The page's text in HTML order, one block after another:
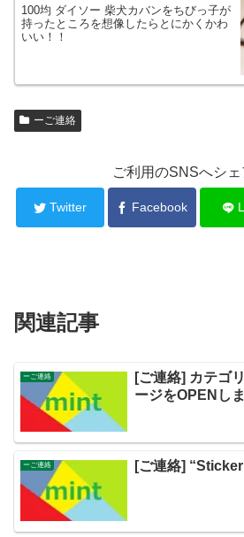
100均 ダイソー 柴犬カバンをちびっ子が
持ったところを想像したらとにかくかわ
いい！！
ーご連絡
ご利用のSNSへシェ
Twitter Facebook
関連記事
ーご連絡
[ご連絡] カテゴ
ージをOPENし
ーご連絡 [ご連絡]